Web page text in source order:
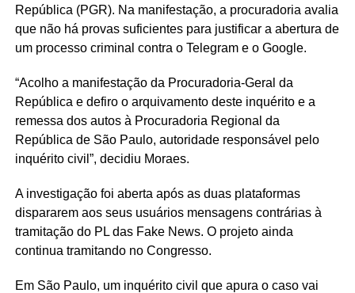
República (PGR). Na manifestação, a procuradoria avalia
que não há provas suficientes para justificar a abertura de
um processo criminal contra o Telegram e o Google.
“Acolho a manifestação da Procuradoria-Geral da
República e defiro o arquivamento deste inquérito e a
remessa dos autos à Procuradoria Regional da
República de São Paulo, autoridade responsável pelo
inquérito civil”, decidiu Moraes.
A investigação foi aberta após as duas plataformas
dispararem aos seus usuários mensagens contrárias à
tramitação do PL das Fake News. O projeto ainda
continua tramitando no Congresso.
Em São Paulo, um inquérito civil que apura o caso vai